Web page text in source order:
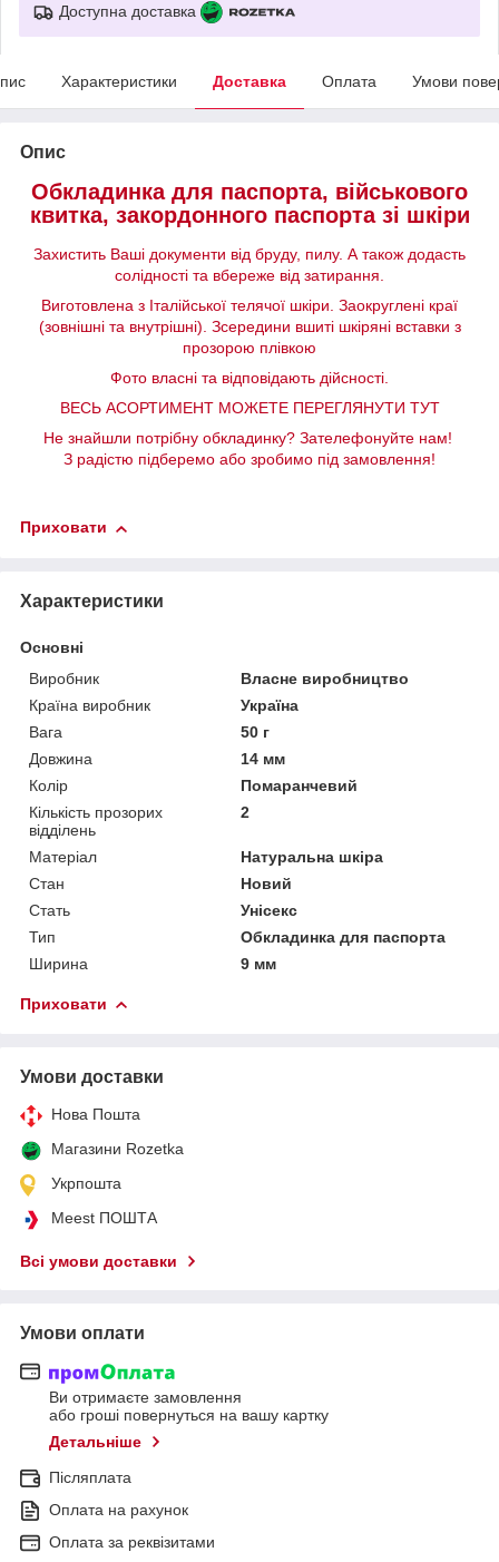
Доступна доставка
Характеристики Доставка Оплата Умови
Опис
Обкладинка для паспорта, військового
квитка, закордонного паспорта зі шкіри
Захистить Ваші документи від бруду, пилу. А також додасть
солідності та вбереже від затирання.
Виготовлена з Італійської телячої шкіри. Заокруглені краї
(зовнішні та внутрішні). Зсередини вшиті шкіряні вставки з
прозорою плівкою
Фото власні та відповідають дійсності.
ВЕСЬ АСОРТИМЕНТ МОЖЕТЕ ПЕРЕГЛЯНУТИ ТУТ
Не знайшли потрібну обкладинку? Зателефонуйте нам!
З радістю підберемо або зробимо під замовлення!
Приховати
Характеристики
Основні
Виробник
Власне виробництво
Країна виробник
Україна
Вага
50 г
Довжина
14 мм
Колір
Помаранчевий
Кількість прозорих
відділень
2
Матеріал
Натуральна шкіра
Стан
Новий
Стать
Унісекс
Тип
Обкладинка для паспорта
Ширина
9 мм
Приховати
Умови доставки
Нова Пошта
Магазини Rozetka
Укрпошта
Meest ПОШТА
Всі умови доставки
Умови оплати
Ви отримаєте замовлення
або гроші повернуться на вашу картку
Детальніше
Післяплата
Оплата на рахунок
Оплата за реквізитами